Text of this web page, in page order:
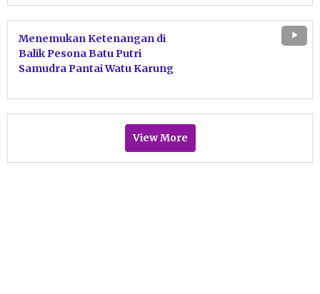
Menemukan Ketenangan di
Balik Pesona Batu Putri
Samudra Pantai Watu Karung
View More